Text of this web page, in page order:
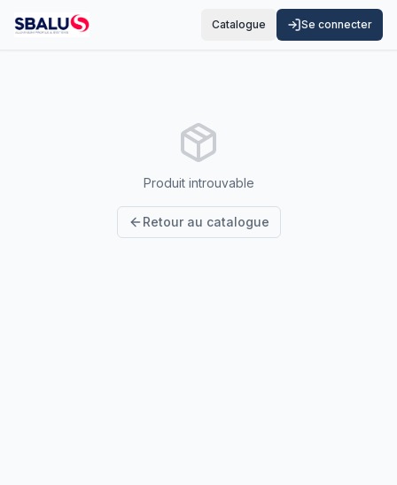
Catalogue Se connecter
Produit introuvable
Retour au catalogue